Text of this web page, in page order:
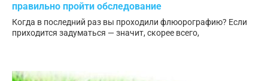
правильно пройти обследование
Когда в последний раз вы проходили флюорографию? Если
приходится задуматься — значит, скорее всего,